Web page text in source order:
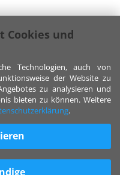
Cookies und
Technologien, auch von
der Website zu
zu analysieren und
bieten zu können. Weitere
.